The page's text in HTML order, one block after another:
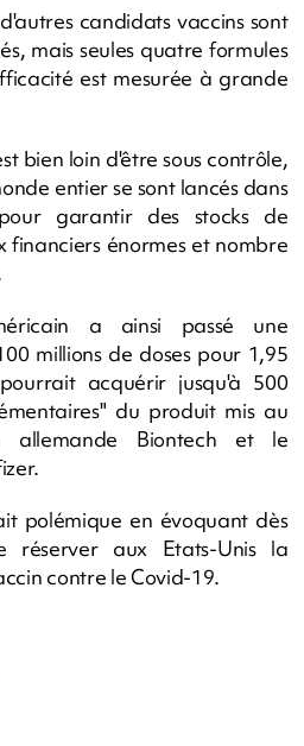
candidats vaccins sont
mais seules quatre formules
est mesurée à grande
bien loin d'être sous contrôle,
entier se sont lancés dans
garantir des stocks de
financiers énormes et nombre
a ainsi passé une
millions de doses pour 1,95
acquérir jusqu'à 500
du produit mis au
Biontech et le
polémique en évoquant dès
réserver aux Etats-Unis la
contre le Covid-19.